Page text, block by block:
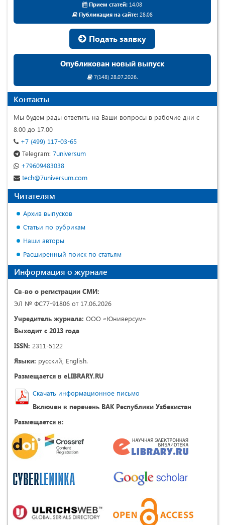
Прием статей: 14.08
Публикация на сайте:28.08
Подать заявку
Опубликован новый выпуск
7(148) 28.07.2026.
Контакты
Мы будем рады ответить на Ваши вопросы в рабочие дни с
8.00 до 17.00
+7 (499) 117-03-65
Telegram: 7universum
+79609483038
tech@7universum.com
Читателям
Архив выпусков
Статьи по рубрикам
Наши авторы
Расширенный поиск по статьям
Информация о журнале
Св-во о регистрации СМИ:
ЭЛ № ФС77-91806 от 17.06.2026
Учредитель журнала: ООО «Юниверсум»
Выходит с 2013 года
ISSN: 2311-5122
Языки: русский, English.
Размещается в eLIBRARY.RU
Скачать информационное письмо
Включен в перечень ВАК Республики Узбекистан
Размещается в: